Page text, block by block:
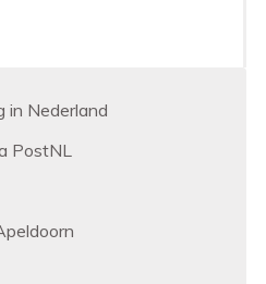
in Nederland
PostNL